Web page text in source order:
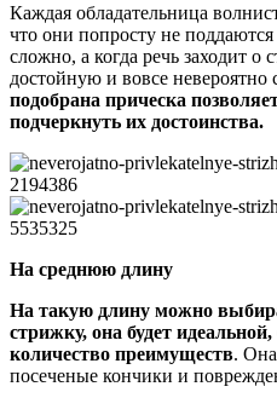
Каждая обладательница
что они попросту не
сложно, а когда речь заходит о
достойную и вовсе невероятно
подобрана прическа
подчеркнуть их достоинства.
На среднюю длину
На такую длину можно
стрижку, она будет
количество преимуществ. Она
посеченые кончики и